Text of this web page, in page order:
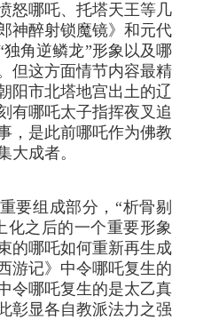
怒哪吒、托塔天王等几
神醉射锁魔镜》和元代
角逆鳞龙”形象以及哪
但这方面情节内容最精
阳市北塔地宫出土的辽
有哪吒太子指挥夜叉追
，是此前哪吒作为佛教
大成者。
要组成部分，“析骨剔
化之后的一个重要形象
的哪吒如何重新再生成
游记》中令哪吒复生的
令哪吒复生的是太乙真
彰显各自教派法力之强